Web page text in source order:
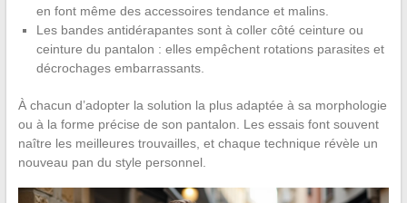
en font même des accessoires tendance et malins.
Les bandes antidérapantes sont à coller côté ceinture ou
ceinture du pantalon : elles empêchent rotations parasites et
décrochages embarrassants.
À chacun d’adopter la solution la plus adaptée à sa morphologie
ou à la forme précise de son pantalon. Les essais font souvent
naître les meilleures trouvailles, et chaque technique révèle un
nouveau pan du style personnel.